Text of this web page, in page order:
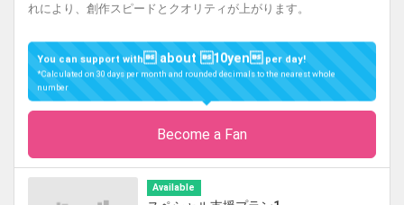
れにより、創作スピードとクオリティが上がります。
You can support with about 10yenper day!
*Calculated on 30 days per month and rounded decimals to the nearest whole
number
Become a Fan
Available